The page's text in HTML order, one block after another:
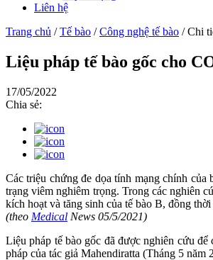
Liên hệ
Trang chủ /Tế bào /Công nghệ tế bào /Chi
Liệu pháp tế bào gốc cho
17/05/2022
Chia sẻ:
Các triệu chứng đe dọa tính mạng chính
trạng viêm nghiêm trọng. Trong các nghiên
kích hoạt và tăng sinh của tế bào B, đồng
(theo Medical News 05/5/2021)
Liệu pháp tế bào gốc đã được nghiên cứu
pháp của tác giả Mahendiratta (Tháng 5